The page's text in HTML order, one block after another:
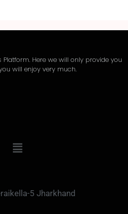
Platform. Here we will only provide you
will enjoy very much.
5 Jharkhand